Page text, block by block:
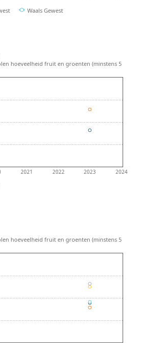
Waals Gewest
2021 2022 2023 2024
hoeveelheid fruit en groenten (minstens 5
hoeveelheid fruit en groenten (minstens 5